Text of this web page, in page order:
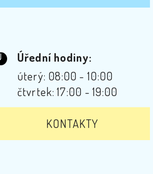
Úřední hodiny:
úterý: 08:00 - 10:00
čtvrtek: 17:00 - 19:00
KONTAKTY